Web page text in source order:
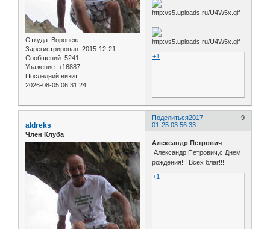
Откуда: Воронеж
Зарегистрирован: 2015-12-21
Сообщений: 5241
Уважение: +16887
Последний визит:
2026-08-05 06:31:24
+1
Поделиться 9
2017-
01-25 03:56:33
aldreks
Член Клуба
Александр Петрович
Александр Петрович,с Днем
рождения!!! Всех благ!!!
+1